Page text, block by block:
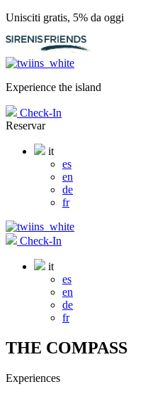
Unisciti gratis, 5% da oggi
Experience the island
Check-In
Reservar
it
es
en
de
fr
Check-In
it
es
en
de
fr
THE COMPASS
Experiences